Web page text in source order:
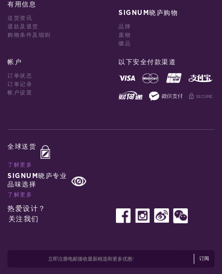
有用信息
送货资讯
退款及退货
购物条件及细则
SIGNUM晓庐购物
品牌
庞物
缀品
帐户
订单状态
订单记录
帐户设置
以下安全付款渠道
全球送货
了解更多
SIGNUM晓庐专业
品味选择
了解更多
热爱设计？
关注我们
订阅